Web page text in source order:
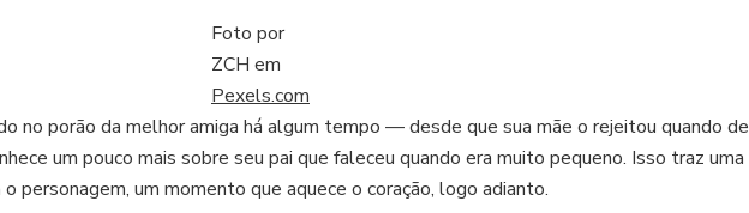
Foto por
ZCH em
Pexels.com
no porão da melhor amiga há algum tempo — desde que sua mãe o rejeitou quando
um pouco mais sobre seu pai que faleceu quando era muito pequeno. Isso traz uma
personagem, um momento que aquece o coração, logo adianto.